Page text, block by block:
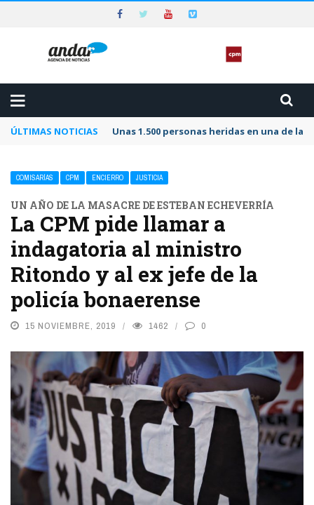
ÚLTIMAS NOTICIAS Unas 1.500 personas heridas en una de
COMISARÍAS CPM ENCIERRO JUSTICIA
UN AÑO DE LA MASACRE DE ESTEBAN ECHEVERRÍA
La CPM pide llamar a
indagatoria al ministro
Ritondo y al ex jefe de la
policía bonaerense
15 NOVIEMBRE, 2019 1462 0